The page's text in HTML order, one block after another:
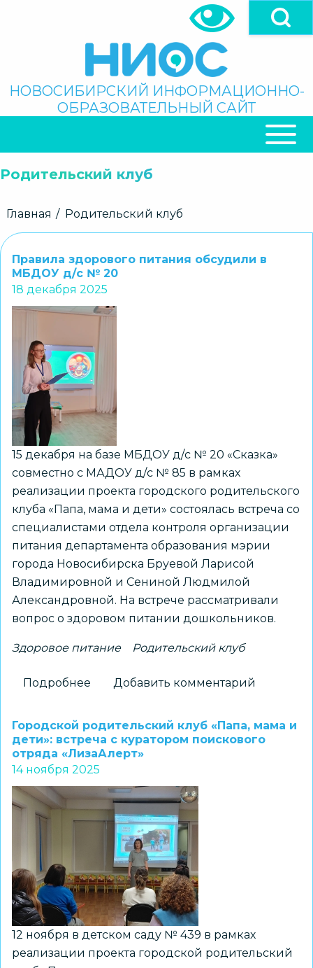
Поиск
НОВОСИБИРСКИЙ ИНФОРМАЦИОННО-
ОБРАЗОВАТЕЛЬНЫЙ САЙТ
НАВИГАЦИЯ
Родительский клуб
Строка
Главная Родительский клуб
Правила здорового питания обсудили в
МБДОУ д/с № 20
18 декабря 2025
15 декабря на базе МБДОУ д/с № 20 «Сказка»
совместно с МАДОУ д/с № 85 в рамках
реализации проекта городского родительского
клуба «Папа, мама и дети» состоялась встреча со
специалистами отдела контроля организации
питания департамента образования мэрии
города Новосибирска Бруевой Ларисой
Владимировной и Сениной Людмилой
Александровной. На встрече рассматривали
вопрос о здоровом питании дошкольников.
Здоровое питание Родительский клуб
Подробнее
питания
обсудили
в
МБДОУ
д/
Добавить комментарий
Городской родительский клуб «Папа, мама и
дети»: встреча с куратором поискового
отряда «ЛизаАлерт»
14 ноября 2025
12 ноября в детском саду № 439 в рамках
реализации проекта городской родительский